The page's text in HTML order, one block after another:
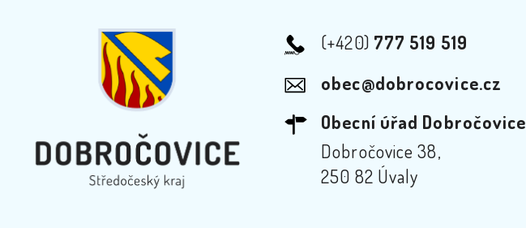
(+420) 777 519 519
obec@dobrocovice.cz
Obecní úřad Dobročovice
Dobročovice 38,
250 82 Úvaly